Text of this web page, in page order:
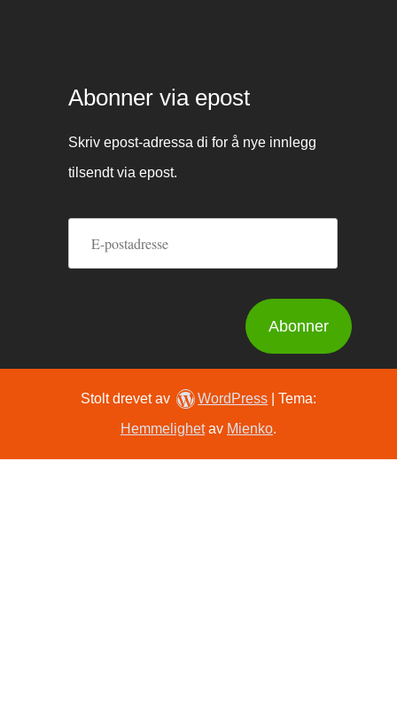
Abonner via epost
Skriv epost-adressa di for å nye innlegg
tilsendt via epost.
Abonner
Stolt drevet av WordPress |Tema:
Hemmelighetav Mienko.